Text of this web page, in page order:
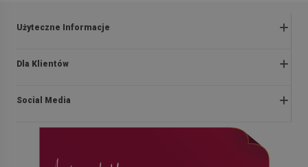
Użyteczne Informacje
Zwroty i reklamacje
Polityka prywatności i cookies
Dla Klientów
O nas
Social Media
instagram